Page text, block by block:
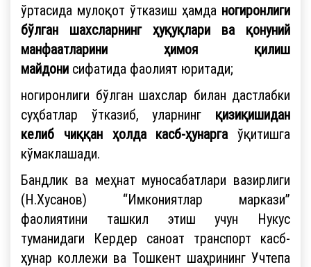
ўртасида мулоқот ўтказиш ҳамда ногиронлиги
бўлган шахсларнинг ҳуқуқлари ва қонуний
манфаатларини ҳимоя қилиш
майдони сифатида фаолият юритади;
ногиронлиги бўлган шахслар билан дастлабки
суҳбатлар ўтказиб, уларнинг қизиқишидан
келиб чиққан ҳолда касб-ҳунарга ўқитишга
кўмаклашади.
Бандлик ва меҳнат муносабатлари вазирлиги
(Н.Хусанов) “Имкониятлар маркази”
фаолиятини ташкил этиш учун Нукус
туманидаги Кердер саноат транспорт касб-
ҳунар коллежи ва Тошкент шаҳрининг Учтепа